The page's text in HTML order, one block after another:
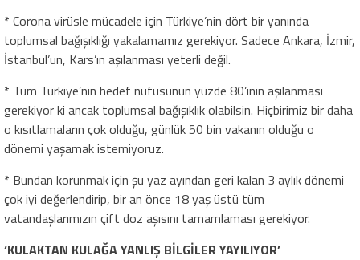
* Corona virüsle mücadele için Türkiye’nin dört bir yanında
toplumsal bağışıklığı yakalamamız gerekiyor. Sadece Ankara, İzmir,
İstanbul’un, Kars’ın aşılanması yeterli değil.
* Tüm Türkiye’nin hedef nüfusunun yüzde 80’inin aşılanması
gerekiyor ki ancak toplumsal bağışıklık olabilsin. Hiçbirimiz bir daha
o kısıtlamaların çok olduğu, günlük 50 bin vakanın olduğu o
dönemi yaşamak istemiyoruz.
* Bundan korunmak için şu yaz ayından geri kalan 3 aylık dönemi
çok iyi değerlendirip, bir an önce 18 yaş üstü tüm
vatandaşlarımızın çift doz aşısını tamamlaması gerekiyor.
‘KULAKTAN KULAĞA YANLIŞ BİLGİLER YAYILIYOR’